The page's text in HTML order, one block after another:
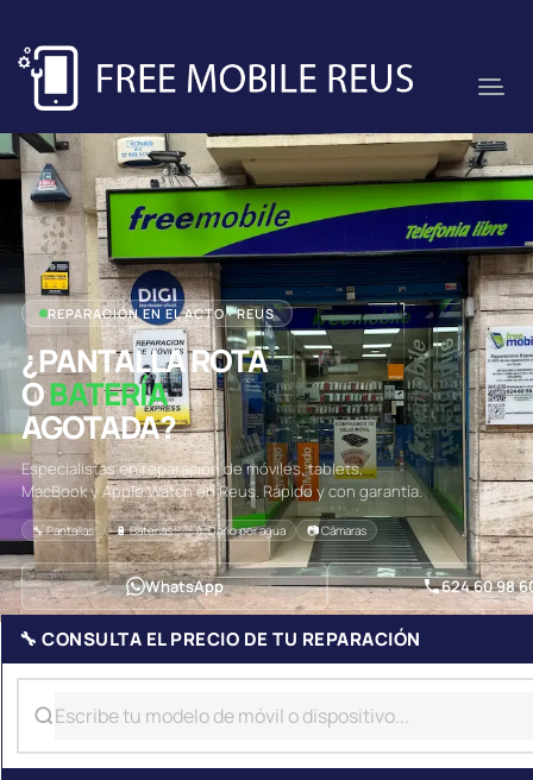
REPARACIÓN EN EL ACTO · REUS
¿PANTALLA ROTA
OBATERÍA
AGOTADA?
Especialistas en reparación de móviles, tablets,
MacBook y Apple Watch en Reus. Rápido y con garantía.
🔧 Pantallas 🔋 Baterías 💧 Daño por agua 📷 Cámaras
WhatsApp 624 60 98
🔧 CONSULTA EL PRECIO DE TU REPARACIÓN